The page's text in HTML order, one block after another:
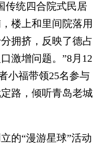
统四合院式民居
楼上和里间院落用
拥挤，反映了德占
激增问题。”8月12
小福带领25名参与
路，倾听青岛老城
“漫游星球”活动